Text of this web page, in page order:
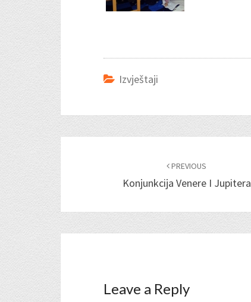
Izvještaji
PREVIOUS
Konjunkcija Venere I Jupitera
Leave a Reply